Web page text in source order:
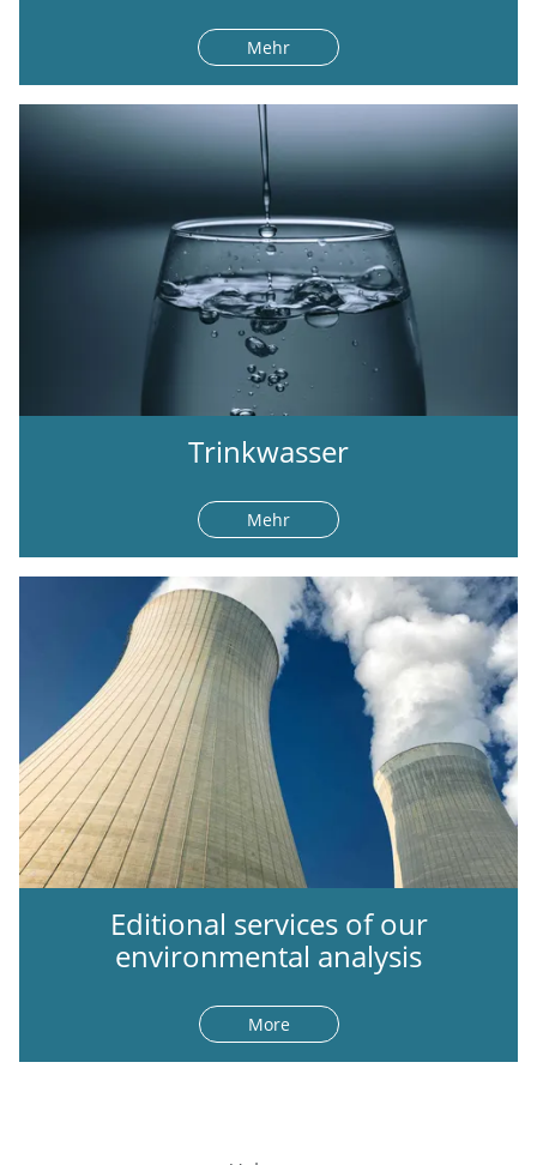
Mehr
Trinkwasser
Mehr
Editional services of our
environmental analysis
More